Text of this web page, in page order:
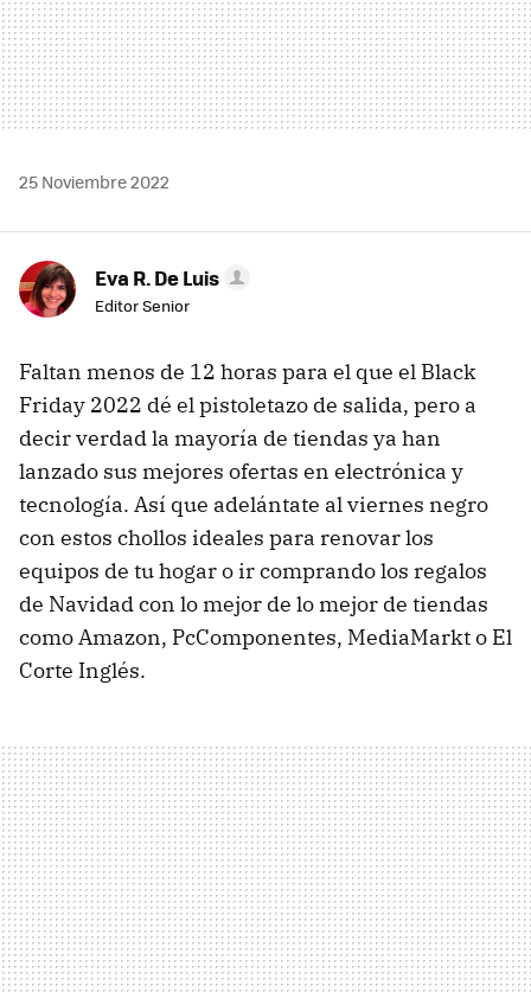
25 Noviembre 2022
Eva R. De Luis
Editor Senior
Faltan menos de 12 horas para el que el Black
Friday 2022 dé el pistoletazo de salida, pero a
decir verdad la mayoría de tiendas ya han
lanzado sus mejores ofertas en electrónica y
tecnología. Así que adelántate al viernes negro
con estos chollos ideales para renovar los
equipos de tu hogar o ir comprando los regalos
de Navidad con lo mejor de lo mejor de tiendas
como Amazon, PcComponentes, MediaMarkt o El
Corte Inglés.